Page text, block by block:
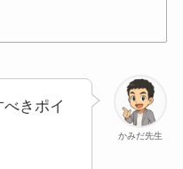
かみだ先生
きポイ